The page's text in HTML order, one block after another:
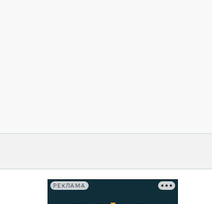
РЕКЛАМА